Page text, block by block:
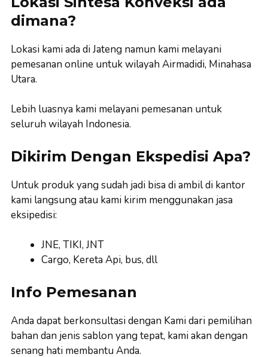
dimana?
Lokasi kami ada di Jateng namun kami melayani
pemesanan online untuk wilayah Airmadidi, Minahasa
Utara.
Lebih luasnya kami melayani pemesanan untuk
seluruh wilayah Indonesia.
Dikirim Dengan Ekspedisi Apa?
Untuk produk yang sudah jadi bisa di ambil di kantor
kami langsung atau kami kirim menggunakan jasa
eksipedisi:
JNE, TIKI, JNT
Cargo, Kereta Api, bus, dll
Info Pemesanan
Anda dapat berkonsultasi dengan Kami dari pemilihan
bahan dan jenis sablon yang tepat, kami akan dengan
senang hati membantu Anda.